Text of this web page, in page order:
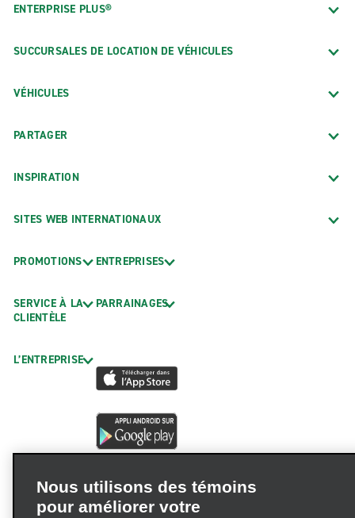
ENTERPRISE PLUS®
SUCCURSALES DE LOCATION DE VÉHICULES
VÉHICULES
PARTAGER
INSPIRATION
SITES WEB INTERNATIONAUX
PROMOTIONS
SERVICE À LA
CLIENTÈLE
L’ENTREPRISE
ENTREPRISES
PARRAINAGES
Nous utilisons des témoins
pour améliorer votre